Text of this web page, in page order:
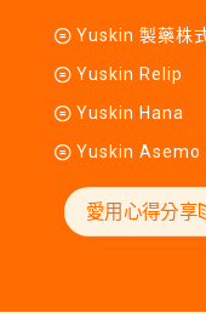
Yuskin 製藥株
Yuskin Relip
Yuskin Hana
Yuskin Asemo
愛用心得分享